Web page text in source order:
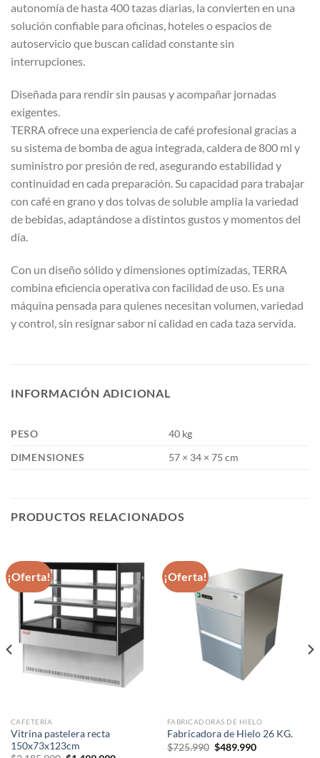
autonomía de hasta 400 tazas diarias, la convierten en una
solución confiable para oficinas, hoteles o espacios de
autoservicio que buscan calidad constante sin
interrupciones.
Diseñada para rendir sin pausas y acompañar jornadas
exigentes.
TERRA ofrece una experiencia de café profesional gracias a
su sistema de bomba de agua integrada, caldera de 800 ml y
suministro por presión de red, asegurando estabilidad y
continuidad en cada preparación. Su capacidad para trabajar
con café en grano y dos tolvas de soluble amplía la variedad
de bebidas, adaptándose a distintos gustos y momentos del
día.
Con un diseño sólido y dimensiones optimizadas, TERRA
combina eficiencia operativa con facilidad de uso. Es una
máquina pensada para quienes necesitan volumen, variedad
y control, sin resignar sabor ni calidad en cada taza servida.
INFORMACIÓN ADICIONAL
PESO
40 kg
DIMENSIONES
57 × 34 × 75 cm
PRODUCTOS RELACIONADOS
¡Oferta!
CAFETERÍA
Vitrina pastelera recta
150x73x123cm
¡Oferta!
FABRICADORAS DE HIELO
Fabricadora de Hielo 26 KG.
$725.990 El
$489.990El